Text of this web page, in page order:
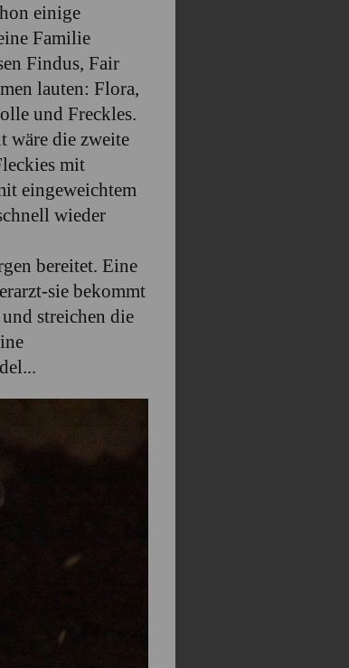
einige
Familie
Findus, Fair
lauten: Flora,
und Freckles.
wäre die zweite
mit
eingeweichtem
wieder
bereitet. Eine
sie bekommt
streichen die